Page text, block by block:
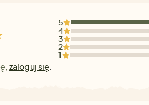
zaloguj się.
5
4
3
2
1